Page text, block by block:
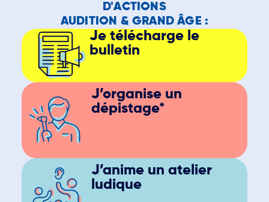
D'ACTIONS
AUDITION & GRAND ÂGE :
Je télécharge le
bulletin
J’organise un
dépistage*
J’anime un atelier
ludique